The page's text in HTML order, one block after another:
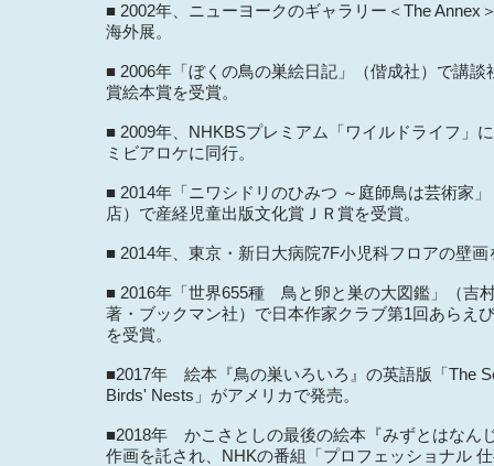
■ 2002年、ニューヨークのギャラリー＜The Annex
海外展。
■ 2006年「ぼくの鳥の巣絵日記」（偕成社）で講談
賞絵本賞を受賞。
​■ 2009年、NHKBSプレミアム「ワイルドライフ」
ミビアロケに同行。
■ 2014年「ニワシドリのひみつ ～庭師鳥は芸術家
店）で産経児童出版文化賞ＪＲ賞を受賞。
■ 2014年、東京・新日大病院7F小児科フロアの壁画
■ 2016年「世界655種 鳥と卵と巣の大図鑑」（吉
著・ブックマン社）で日本作家クラブ第1回あらえ
を受賞。
■2017年 絵本『鳥の巣いろいろ』の英語版「The
Birds' Nests」がアメリカで発売。
■2018年 かこさとしの最後の絵本『みずとはなん
作画を託され、NHKの番組「プロフェッショナル